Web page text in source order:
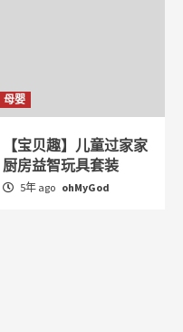
母婴
【宝贝趣】儿童过家家
厨房益智玩具套装
5年 ago ohMyGod